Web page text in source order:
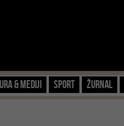
& Mediji Sport Žurnal